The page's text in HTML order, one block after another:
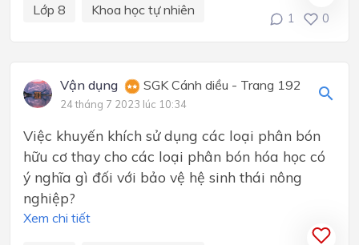
Lớp 8 Khoa học tự nhiên
1 0
Vận dụng SGK Cánh diều - Trang 192
24 tháng 7 2023 lúc 10:34
Việc khuyến khích sử dụng các loại phân bón
hữu cơ thay cho các loại phân bón hóa học có
ý nghĩa gì đối với bảo vệ hệ sinh thái nông
nghiệp?
Xem chi tiết